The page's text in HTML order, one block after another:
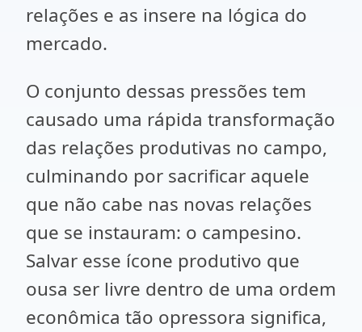
relações e as insere na lógica do
mercado.
O conjunto dessas pressões tem
causado uma rápida transformação
das relações produtivas no campo,
culminando por sacrificar aquele
que não cabe nas novas relações
que se instauram: o campesino.
Salvar esse ícone produtivo que
ousa ser livre dentro de uma ordem
econômica tão opressora significa,